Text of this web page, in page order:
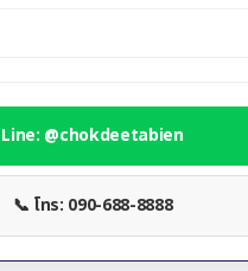
Line: @chokdeetabien
📞 โทร: 090-688-8888